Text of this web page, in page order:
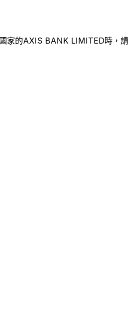
家的AXIS BANK LIMITED時，